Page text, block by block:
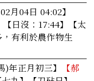
月04日 04:02】
【日沒：17:44】【太
有利於農作物生
)年正月初三】
【郝